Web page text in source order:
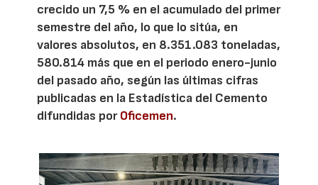
crecido un 7,5 % en el acumulado del primer
semestre del año, lo que lo sitúa, en
valores absolutos, en 8.351.083 toneladas,
580.814 más que en el periodo enero-junio
del pasado año, según las últimas cifras
publicadas en la Estadística del Cemento
difundidas porOficemen.